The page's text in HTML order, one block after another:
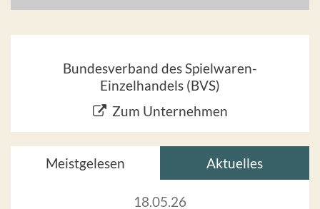
Bundesverband des Spielwaren-
Einzelhandels (BVS)
Zum Unternehmen
Meistgelesen Aktuelles
18.05.26